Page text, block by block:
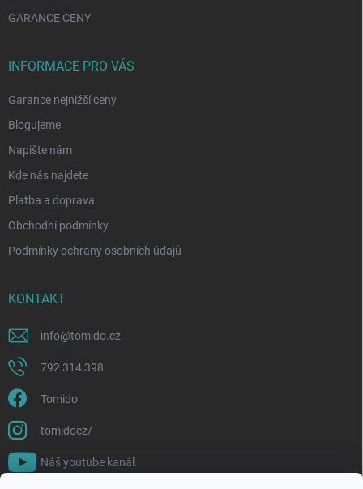
GARANCE CENY
INFORMACE PRO VÁS
Garance nejnižší ceny
Blogujeme
Napište nám
Kde nás najdete
Platba a doprava
Obchodní podmínky
Podmínky ochrany osobních údajů
KONTAKT
info@tomido.cz
792 314 398
Tomido
tomidocz/
Náš youtube kanál.